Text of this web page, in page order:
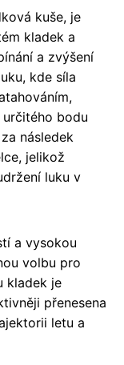
kuše, je
kladek a
a zvýšení
kde síla
bodu
následek
jelikož
luku v
a vysokou
volbu pro
kladek je
přenesena
letu a